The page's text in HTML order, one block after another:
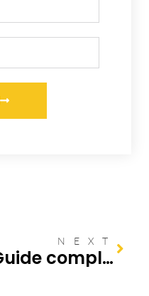
NEXT
Guide complet de prévention pour éviter les canalisations bouchées dans votre demeure